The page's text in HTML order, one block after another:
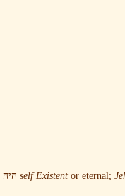
self Existent or eternal; היה